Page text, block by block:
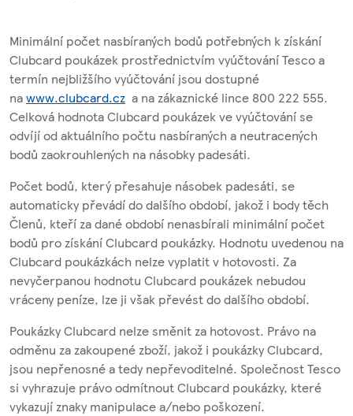
Minimální počet nasbíraných bodů potřebných k získání
Clubcard poukázek prostřednictvím vyúčtování Tesco a
termín nejbližšího vyúčtování jsou dostupné
nawww.clubcard.cz a na zákaznické lince 800 222 555.
Celková hodnota Clubcard poukázek ve vyúčtování se
odvíjí od aktuálního počtu nasbíraných a neutracených
bodů zaokrouhlených na násobky padesáti.
Počet bodů, který přesahuje násobek padesáti, se
automaticky převádí do dalšího období, jakož i body těch
Členů, kteří za dané období nenasbírali minimální počet
bodů pro získání Clubcard poukázky. Hodnotu uvedenou na
Clubcard poukázkách nelze vyplatit v hotovosti. Za
nevyčerpanou hodnotu Clubcard poukázek nebudou
vráceny peníze, lze ji však převést do dalšího období.
Poukázky Clubcard nelze směnit za hotovost. Právo na
odměnu za zakoupené zboží, jakož i poukázky Clubcard,
jsou nepřenosné a tedy nepřevoditelné. Společnost Tesco
si vyhrazuje právo odmítnout Clubcard poukázky, které
vykazují znaky manipulace a/nebo poškození.